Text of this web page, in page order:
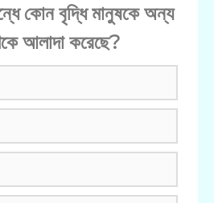
কোন বৃদ্ধি মানুষকে অন্য
আলাদা করেছে?